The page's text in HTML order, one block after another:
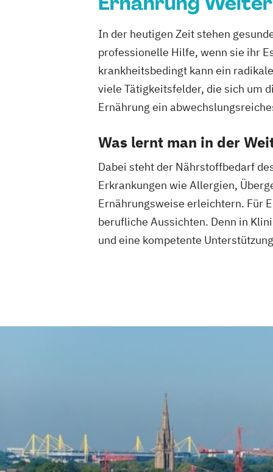
In der heutigen Zeit stehen
professionelle Hilfe, wenn sie ihr
krankheitsbedingt kann ein
viele Tätigkeitsfelder, die sich um
Ernährung ein
Was lernt man in der
Dabei steht der Nährstoffbedarf
Erkrankungen wie Allergien,
Ernährungsweise erleichtern. Für
berufliche Aussichten. Denn in
und eine kompetente